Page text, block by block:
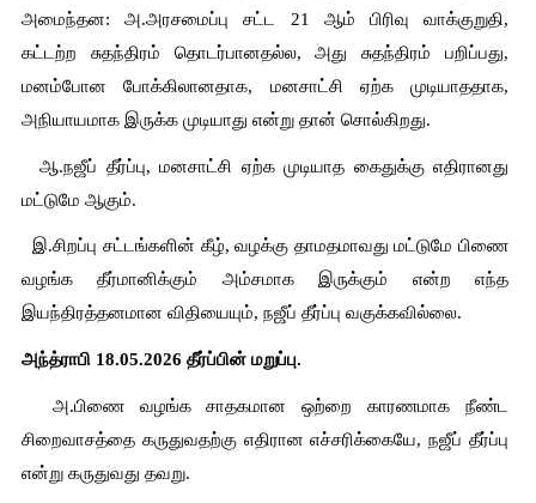
அமைந்தன: அ.அரசமைப்பு சட்ட 21 ஆம் பிரிவு வாக்குறுதி,
கட்டற்ற சுதந்திரம் தொடர்பானதல்ல, அது சுதந்திரம் பறிப்பது,
மனம்போன போக்கிலானதாக, மனசாட்சி ஏற்க முடியாததாக,
அநியாயமாக இருக்க முடியாது என்று தான் சொல்கிறது.
மட்டுமே ஆகும்.
  இ.சிறப்பு சட்டங்களின் கீழ், வழக்கு தாமதமாவது மட்டுமே பிணை
வழங்க தீர்மானிக்கும் அம்சமாக இருக்கும் என்ற எந்த
இயந்திரத்தனமான விதியையும், நஜீப் தீர்ப்பு வகுக்கவில்லை.
அந்த்ராபி 18.05.2026 தீர்ப்பின் மறுப்பு.
சிறைவாசத்தை கருதுவதற்கு எதிரான எச்சரிக்கையே, நஜீப் தீர்ப்பு
என்று கருதுவது தவறு.